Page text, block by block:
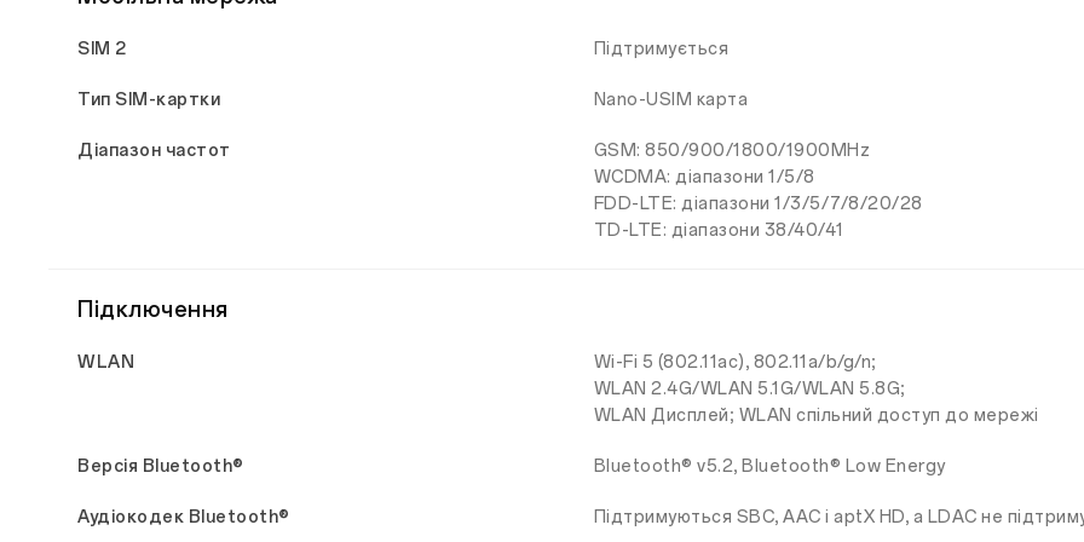
SIM 2 Підтримується
Тип SIM-картки Nano-USIM карта
Діапазон частот
GSM: 850/900/1800/1900MHz
WCDMA: діапазони 1/5/8
FDD-LTE: діапазони 1/3/5/7/8/20/28
TD-LTE: діапазони 38/40/41
Підключення
WLAN
Wi-Fi 5 (802.11ac), 802.11a/b/g/n;
WLAN 2.4G/WLAN 5.1G/WLAN 5.8G;
WLAN Дисплей; WLAN спільний доступ до мережі
Версія Bluetooth® Bluetooth® v5.2, Bluetooth® Low Energy
Аудіокодек Bluetooth® Підтримуються SBC, AAC і aptX HD, а LDAC не